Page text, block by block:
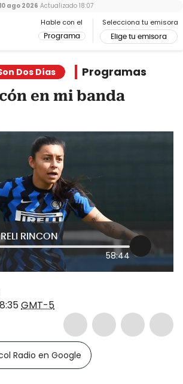
Hable con el
Programa
Selecciona tu emisora
Elige tu emisora
10 ago 2026 Actualizado 18:07
Dos Días Programas
en mi banda
RINCON
58:44
GMT-5
Radio en Google